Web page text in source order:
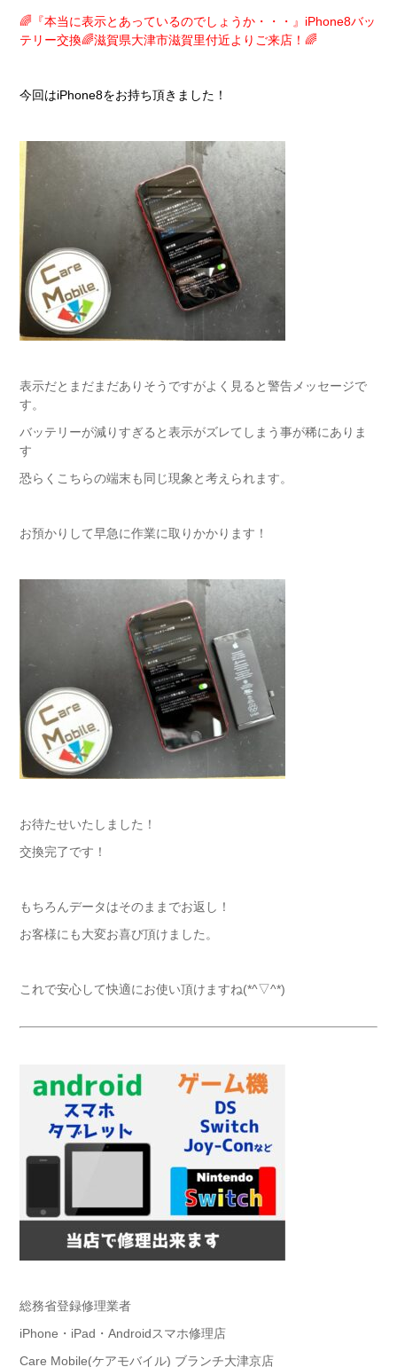
🌈『本当に表示とあっているのでしょうか・・・』iPhone8バッ
テリー交換🌈滋賀県大津市滋賀里付近よりご来店！🌈
今回はiPhone8をお持ち頂きました！
表示だとまだまだありそうですがよく見ると警告メッセージで
す。
バッテリーが減りすぎると表示がズレてしまう事が稀にありま
す
恐らくこちらの端末も同じ現象と考えられます。
お預かりして早急に作業に取りかかります！
お待たせいたしました！
交換完了です！
もちろんデータはそのままでお返し！
お客様にも大変お喜び頂けました。
これで安心して快適にお使い頂けますね(*^▽^*)
総務省登録修理業者
iPhone・iPad・Androidスマホ修理店
Care Mobile(ケアモバイル) ブランチ大津京店